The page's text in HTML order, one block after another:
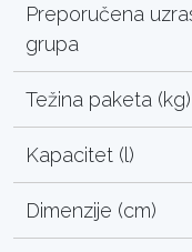
Preporučena
grupa
Težina paketa (kg)
Kapacitet (l)
Dimenzije (cm)